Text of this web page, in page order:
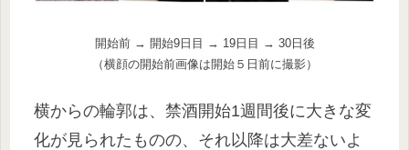
開始前 → 開始9日目 → 19日目 → 30日後
（横顔の開始前画像は開始５日前に撮影）
横からの輪郭は、禁酒開始1週間後に大きな変
化が見られたものの、それ以降は大差ないよ